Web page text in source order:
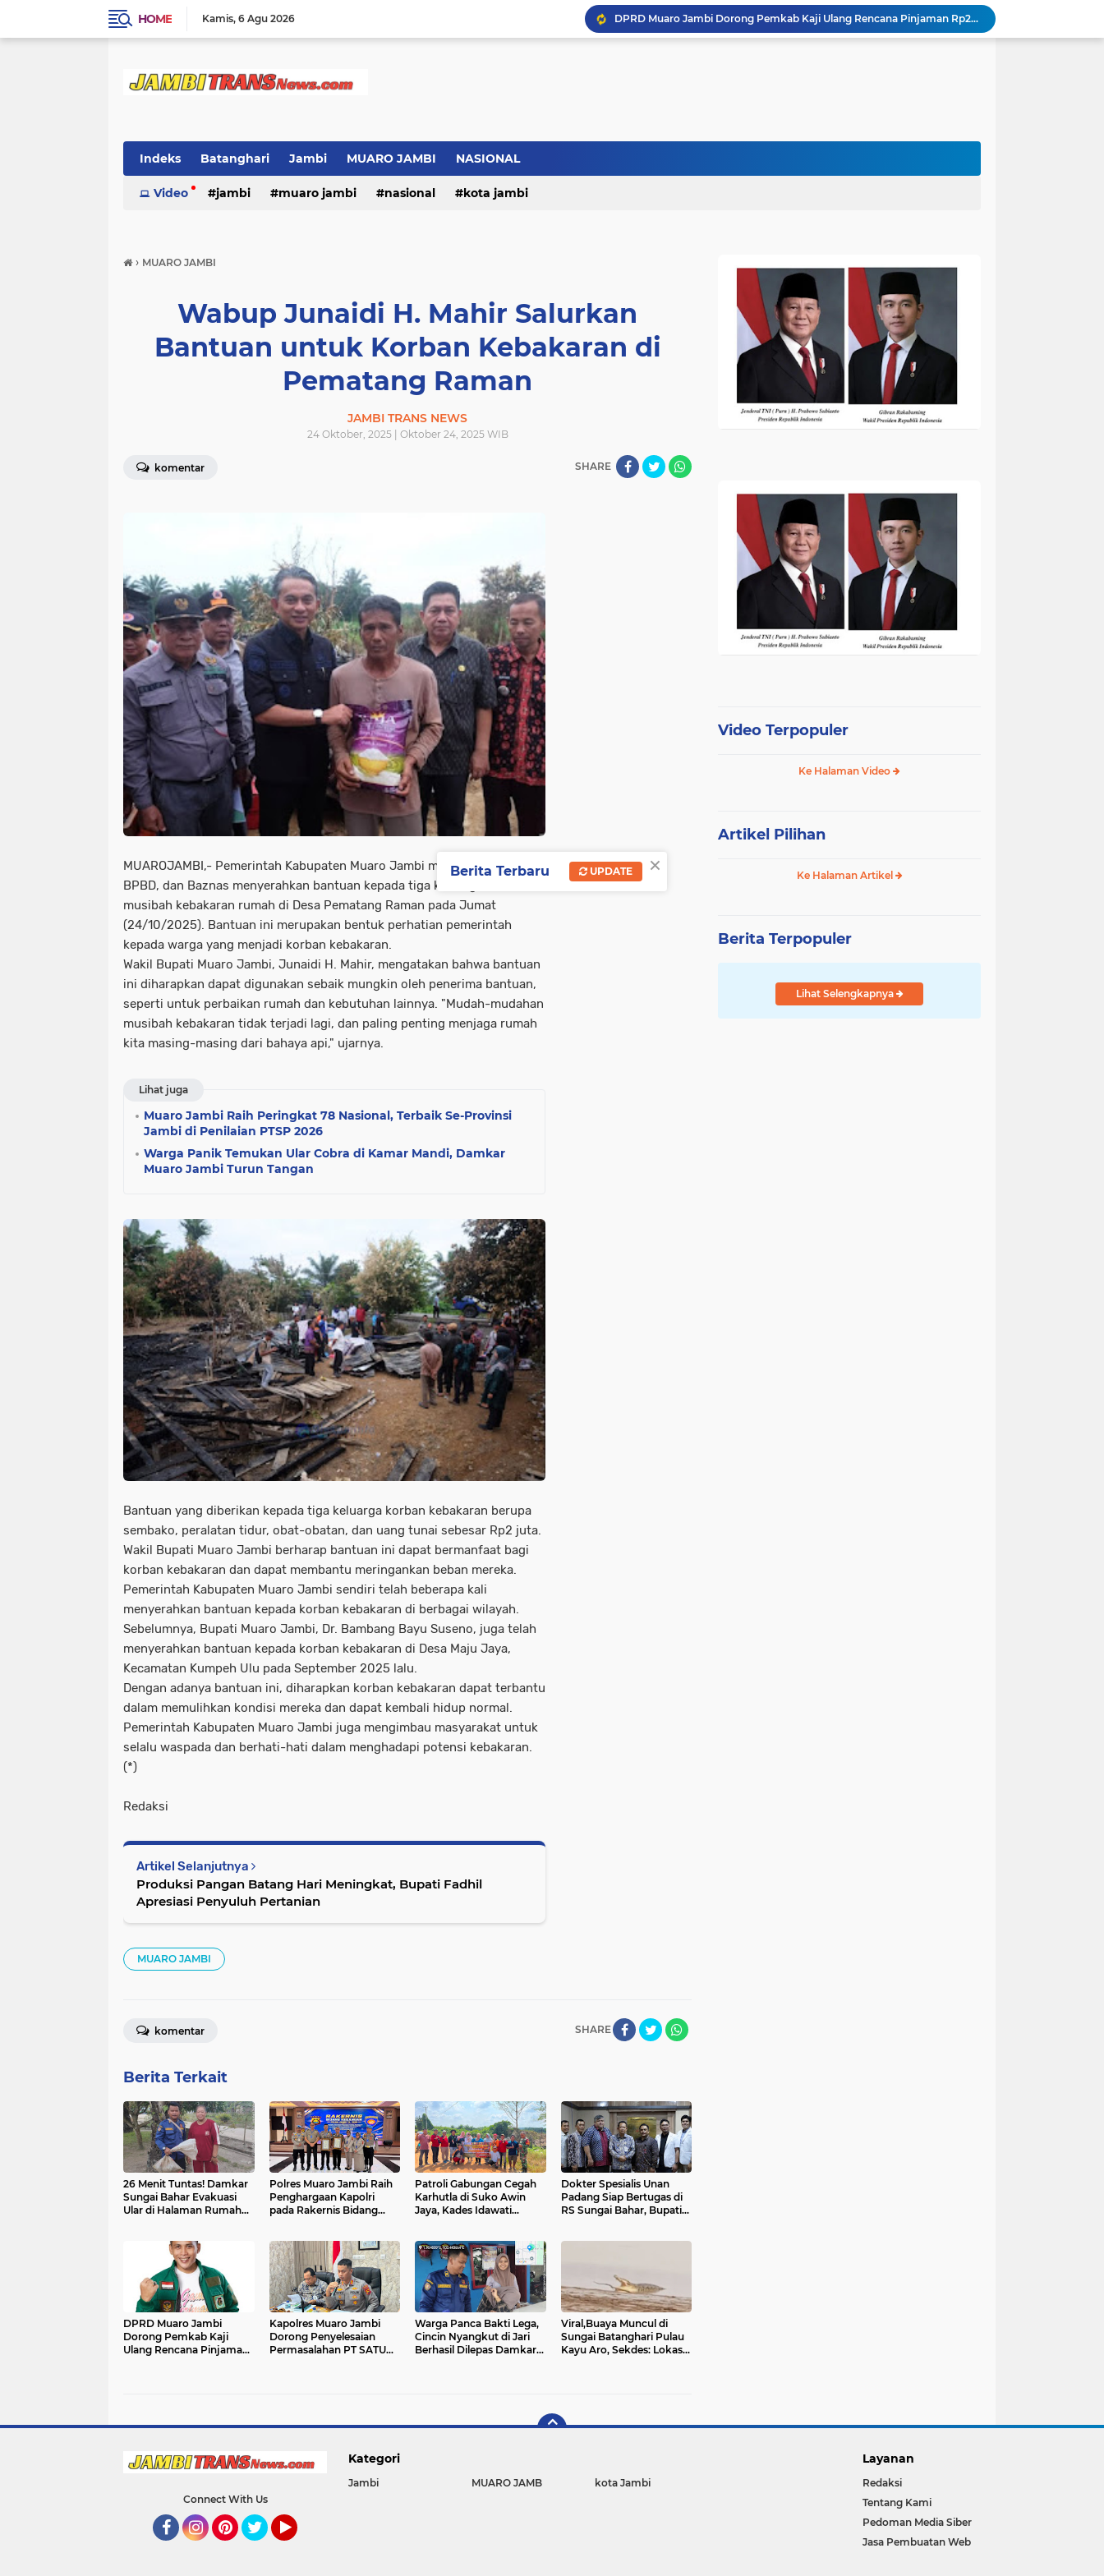
HOME Kamis 6 Agu 2026
DPRD Muaro Jambi Dorong Pemkab Kaji Ulang Rencana Pinjaman Rp200 Miliar`
Kapolres Muaro Jambi Dorong Penyelesaian Permasalahan PT SATU Melalui Dialog dan Kepastian Hukum
Bupati Fadhil Hadiri Syukuran Selesai Tanam Padi dan Sedekah Bubur di Desa Pasar Terusan`
Indeks Batanghari Jambi MUARO JAMBI NASIONAL
Video jambi muaro jambi nasional kota jambi
› MUARO JAMBI
Wabup Junaidi H. Mahir Salurkan
Bantuan untuk Korban Kebakaran di
Pematang Raman
JAMBI TRANS NEWS
24 Oktober, 2025 | Oktober 24, 2025 WIB
komentar SHARE
MUAROJAMBI,- Pemerintah Kabupaten Muaro Jambi melalui Dinas Sosial,
BPBD, dan Baznas menyerahkan bantuan kepada tiga keluarga korban
musibah kebakaran rumah di Desa Pematang Raman pada Jumat
(24/10/2025). Bantuan ini merupakan bentuk perhatian pemerintah
kepada warga yang menjadi korban kebakaran.
Wakil Bupati Muaro Jambi, Junaidi H. Mahir, mengatakan bahwa bantuan
ini diharapkan dapat digunakan sebaik mungkin oleh penerima bantuan,
seperti untuk perbaikan rumah dan kebutuhan lainnya. "Mudah-mudahan
musibah kebakaran tidak terjadi lagi, dan paling penting menjaga rumah
kita masing-masing dari bahaya api," ujarnya.
Lihat juga
Muaro Jambi Raih Peringkat 78 Nasional, Terbaik Se-Provinsi
Jambi di Penilaian PTSP 2026
Warga Panik Temukan Ular Cobra di Kamar Mandi, Damkar
Muaro Jambi Turun Tangan
Bantuan yang diberikan kepada tiga keluarga korban kebakaran berupa
sembako, peralatan tidur, obat-obatan, dan uang tunai sebesar Rp2 juta.
Wakil Bupati Muaro Jambi berharap bantuan ini dapat bermanfaat bagi
korban kebakaran dan dapat membantu meringankan beban mereka.
Pemerintah Kabupaten Muaro Jambi sendiri telah beberapa kali
menyerahkan bantuan kepada korban kebakaran di berbagai wilayah.
Sebelumnya, Bupati Muaro Jambi, Dr. Bambang Bayu Suseno, juga telah
menyerahkan bantuan kepada korban kebakaran di Desa Maju Jaya,
Kecamatan Kumpeh Ulu pada September 2025 lalu.
Dengan adanya bantuan ini, diharapkan korban kebakaran dapat terbantu
dalam memulihkan kondisi mereka dan dapat kembali hidup normal.
Pemerintah Kabupaten Muaro Jambi juga mengimbau masyarakat untuk
selalu waspada dan berhati-hati dalam menghadapi potensi kebakaran.
(*)
Redaksi
Artikel Selanjutnya
Produksi Pangan Batang Hari Meningkat, Bupati Fadhil
Apresiasi Penyuluh Pertanian
MUARO JAMBI
SHARE
komentar
Berita Terkait
26 Menit Tuntas! Damkar
Sungai Bahar Evakuasi
Ular di Halaman Rumah
Polres Muaro Jambi Raih
Penghargaan Kapolri
pada Rakernis Bidang
Patroli Gabungan Cegah
Karhutla di Suko Awin
Jaya, Kades Idawati
Dokter Spesialis Unan
Padang Siap Bertugas di
RS Sungai Bahar, Bupati
DPRD Muaro Jambi
Dorong Pemkab Kaji
Ulang Rencana Pinjaman
Kapolres Muaro Jambi
Dorong Penyelesaian
Permasalahan PT SATU
Warga Panca Bakti Lega,
Cincin Nyangkut di Jari
Berhasil Dilepas Damkar
Viral,Buaya Muncul di
Sungai Batanghari Pulau
Kayu Aro, Sekdes: Lokasi
Video Terpopuler
Ke Halaman Video
Artikel Pilihan
Ke Halaman Artikel
Berita Terpopuler
Lihat Selengkapnya
Connect With Us
Kategori
Jambi MUARO JAMB kota Jambi
Layanan
Redaksi
Tentang Kami
Pedoman Media Siber
Jasa Pembuatan Web
×
Berita Terbaru UPDATE